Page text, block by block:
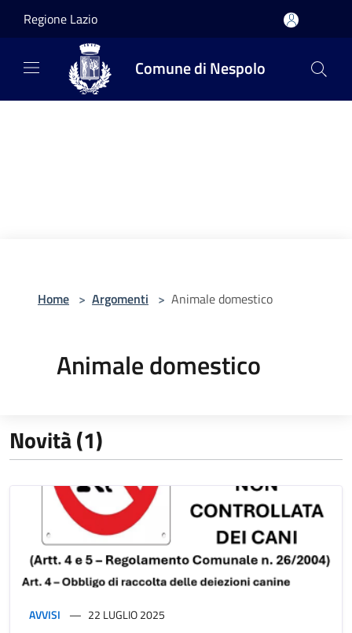
Regione Lazio
Comune di Nespolo
Home > Argomenti > Animale domestico
Animale domestico
Novità (1)
AVVISI 22 LUGLIO 2025